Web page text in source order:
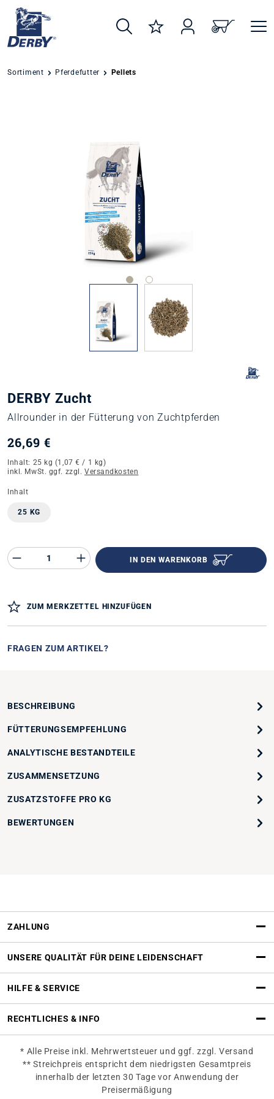
springen
Sortiment Pferdefutter Pellets
DERBY Zucht
Allrounder in der Fütterung von Zuchtpferden
26,69 €
Inhalt: 25 kg (1,07 € / 1 kg)
inkl. MwSt. ggf. zzgl. Versandkosten
Inhaltauswählen
25 KG
Produkt Anzahl des Produktes
IN DEN WARENKORB
ZUM MERKZETTEL HINZUFÜGEN
FRAGEN ZUM ARTIKEL?
BESCHREIBUNG
FÜTTERUNGSEMPFEHLUNG
ANALYTISCHE BESTANDTEILE
ZUSAMMENSETZUNG
ZUSATZSTOFFE PRO KG
BEWERTUNGEN
ZAHLUNG
UNSERE QUALITÄT FÜR DEINE LEIDENSCHAFT
HILFE & SERVICE
RECHTLICHES & INFO
* Alle Preise inkl. Mehrwertsteuer und ggf. zzgl. Versand
** Streichpreis entspricht dem niedrigsten Gesamtpreis
innerhalb der letzten 30 Tage vor Anwendung der
Preisermäßigung